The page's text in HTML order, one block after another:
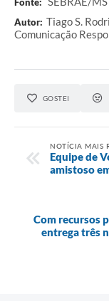
Autor: Tiago S.
Comunicação
GOSTEI
NOTÍCIA MAIS
Equipe de
amistoso
Com recursos
entrega três